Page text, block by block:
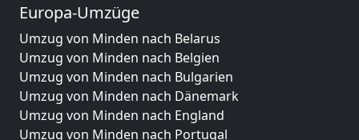
Europa-Umzüge
Umzug von Minden nach Belarus
Umzug von Minden nach Belgien
Umzug von Minden nach Bulgarien
Umzug von Minden nach Dänemark
Umzug von Minden nach England
Umzug von Minden nach Portugal